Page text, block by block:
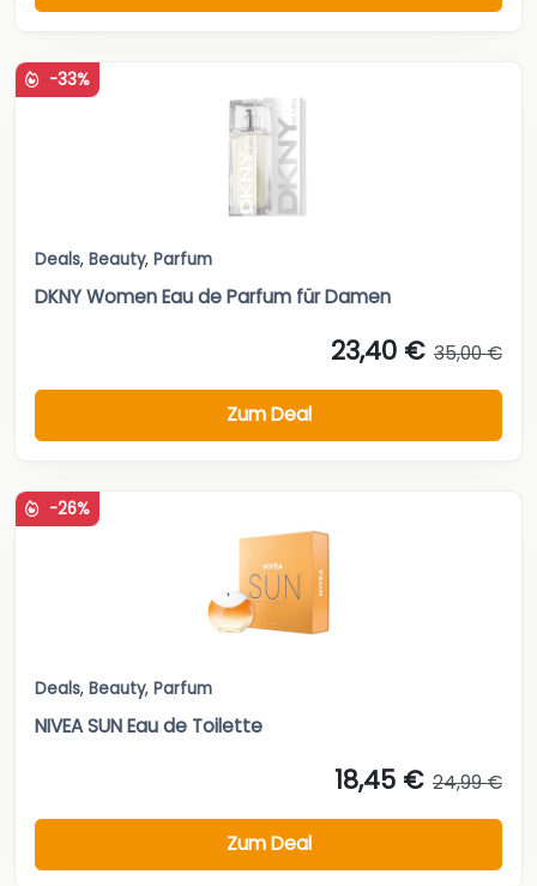
-33%
Deals, Beauty, Parfum
DKNY Women Eau de Parfum für Damen
23,40 € 35,00 €
Zum Deal
-26%
Deals, Beauty, Parfum
NIVEA SUN Eau de Toilette
18,45 € 24,99 €
Zum Deal